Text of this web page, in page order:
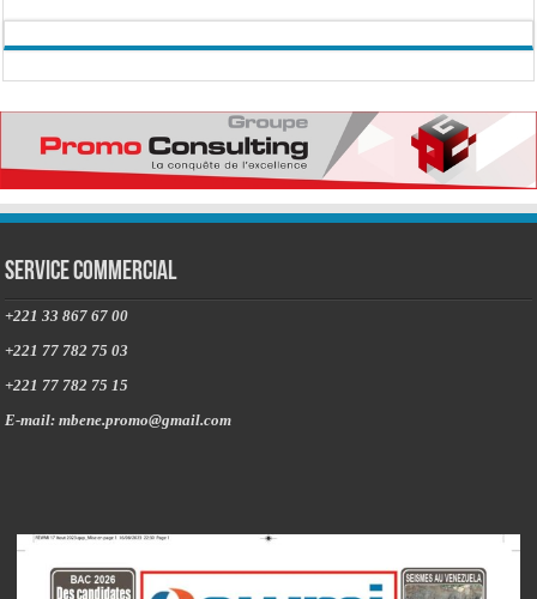
Service commercial
+221 33 867 67 00
+221 77 782 75 03
+221 77 782 75 15
E-mail: mbene.promo@gmail.com